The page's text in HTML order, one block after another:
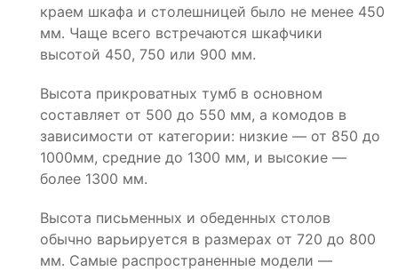
краем шкафа и столешницей было не менее 450
мм. Чаще всего встречаются шкафчики
высотой 450, 750 или 900 мм.
Высота прикроватных тумб в основном
составляет от 500 до 550 мм, а комодов в
зависимости от категории: низкие — от 850 до
1000мм, средние до 1300 мм, и высокие —
более 1300 мм.
Высота письменных и обеденных столов
обычно варьируется в размерах от 720 до 800
мм. Самые распространенные модели —